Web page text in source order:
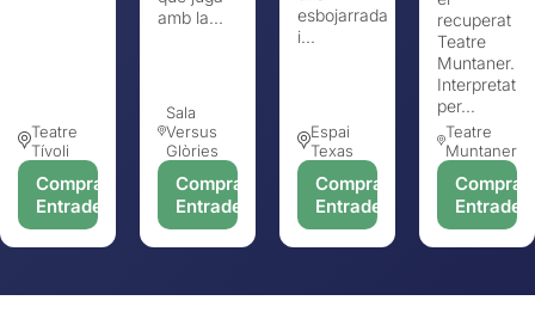
Teatre
Tívoli
Comprar
Entrades
amb la...
Sala
Versus
Glòries
Comprar
Entrades
esbojarrada
i...
Espai
Texas
Comprar
Entrades
recuperat
Teatre
Muntaner.
Interpretat
per...
Teatre
Muntaner
Comprar
Entrades